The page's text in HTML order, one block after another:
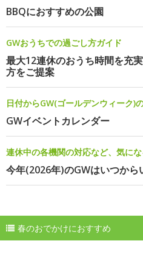
BBQにおすすめの公園
GWおうちでの過ごし方ガイド
最大12連休のおうち時間を充
方をご提案
日付からGW(ゴールデンウィーク)
GWイベントカレンダー
連休中の各機関の対応など、気に
今年(2026年)のGWはいつから
春のおでかけにおすすめ